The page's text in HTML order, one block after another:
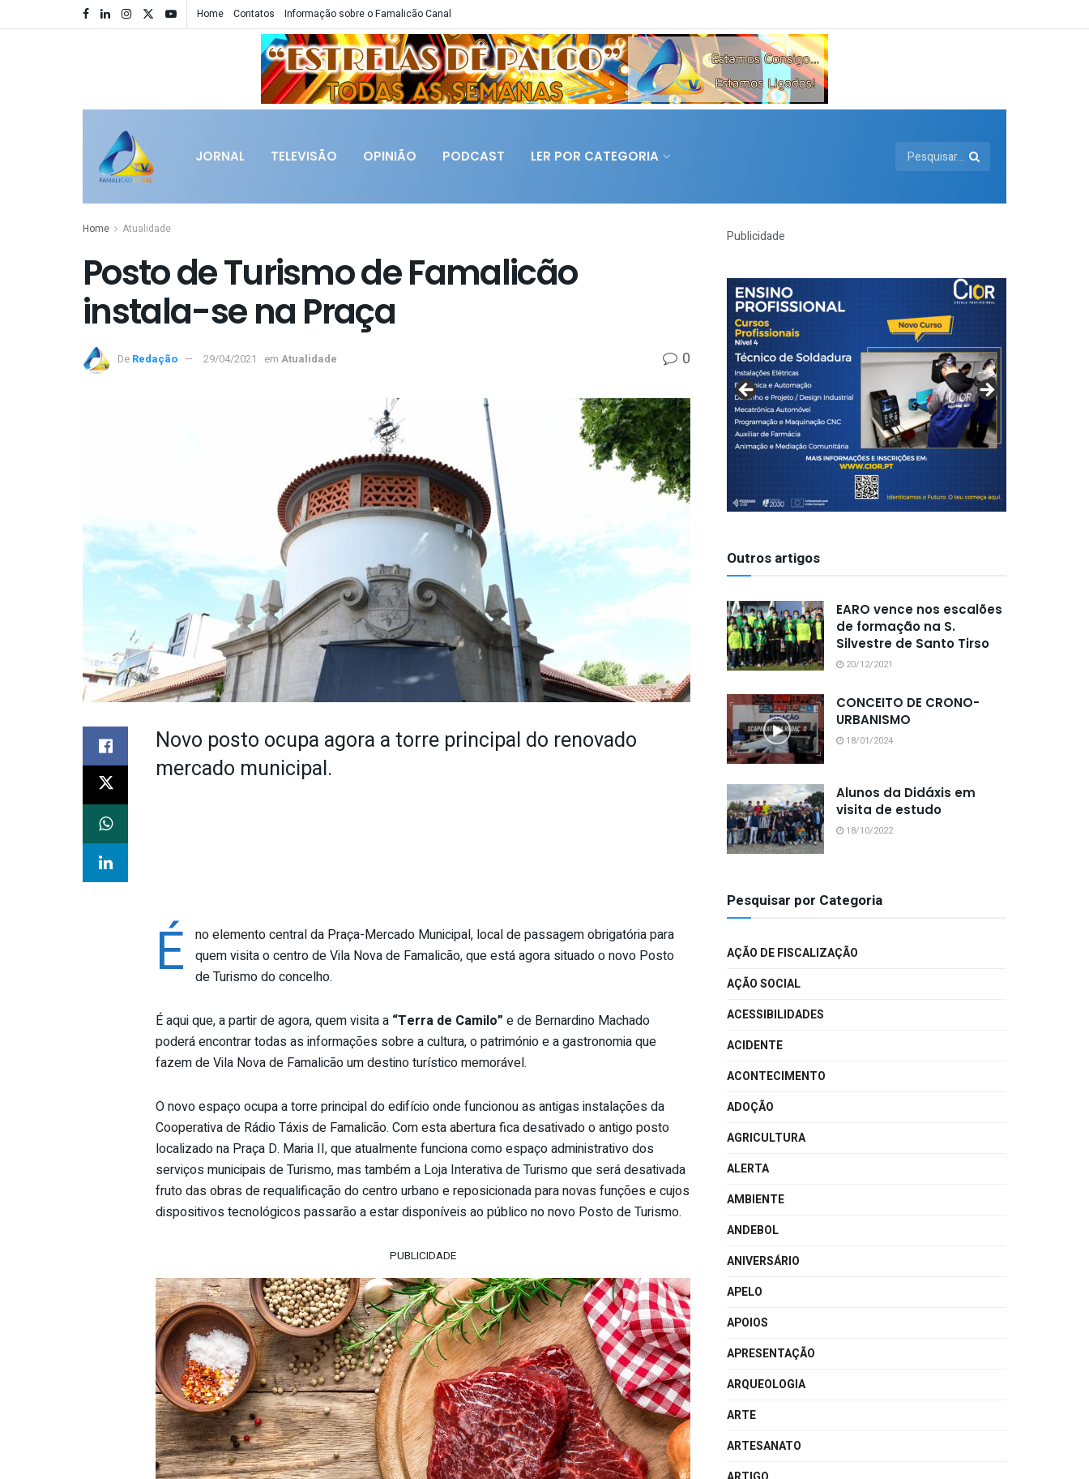
Home Contatos Informação sobre o Famalicão Canal
JORNAL TELEVISÃO OPINIÃO PODCAST LER POR CATEGORIA
Home Atualidade
Posto de Turismo de Famalicão
instala-se na Praça
De Redação 29/04/2021 em Atualidade 0
Novo posto ocupa agora a torre principal do renovado
mercado municipal.
É
no elemento central da Praça-Mercado Municipal, local de passagem obrigatória para
quem visita o centro de Vila Nova de Famalicão, que está agora situado o novo Posto
de Turismo do concelho.
É aqui que, a partir de agora, quem visita a “Terra de Camilo” e de Bernardino Machado
poderá encontrar todas as informações sobre a cultura, o património e a gastronomia que
fazem de Vila Nova de Famalicão um destino turístico memorável.
O novo espaço ocupa a torre principal do edifício onde funcionou as antigas instalações da
Cooperativa de Rádio Táxis de Famalicão. Com esta abertura fica desativado o antigo posto
localizado na Praça D. Maria II, que atualmente funciona como espaço administrativo dos
serviços municipais de Turismo, mas também a Loja Interativa de Turismo que será desativada
fruto das obras de requalificação do centro urbano e reposicionada para novas funções e cujos
dispositivos tecnológicos passarão a estar disponíveis ao público no novo Posto de Turismo.
PUBLICIDADE
Publicidade
Outros artigos
EARO vence nos escalões
de formação na S.
Silvestre de Santo Tirso
20/12/2021
CONCEITO DE CRONO-
URBANISMO
18/01/2024
Alunos da Didáxis em
visita de estudo
18/10/2022
Pesquisar por Categoria
AÇÃO DE FISCALIZAÇÃO
AÇÃO SOCIAL
ACESSIBILIDADES
ACIDENTE
ACONTECIMENTO
ADOÇÃO
AGRICULTURA
ALERTA
AMBIENTE
ANDEBOL
ANIVERSÁRIO
APELO
APOIOS
APRESENTAÇÃO
ARQUEOLOGIA
ARTE
ARTESANATO